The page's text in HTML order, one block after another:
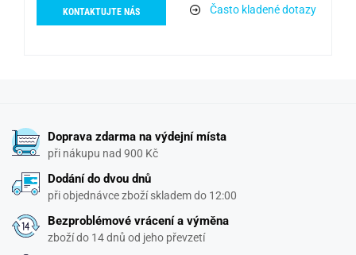
KONTAKTUJTE NÁS
Často kladené dotazy
Doprava zdarma na výdejní místa
při nákupu nad 900 Kč
Dodání do dvou dnů
při objednávce zboží skladem do 12:00
Bezproblémové vrácení a výměna
zboží do 14 dnů od jeho převzetí